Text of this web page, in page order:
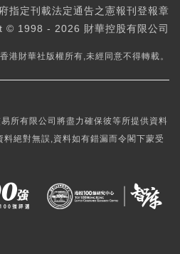
指定刊載法定通告之憲報刊登報章
© 1998 - 2026 財華控股有限公司
香港財華社版權所有,未經同意不得轉載。
所有限公司將盡力確保彼等所提供資料
絕對無誤,資料如有錯漏而令閣下蒙受